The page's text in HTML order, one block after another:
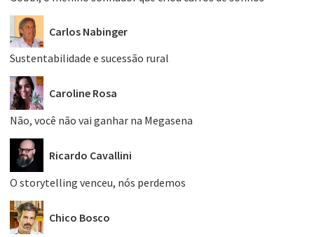
Carlos Nabinger
Sustentabilidade e sucessão rural
Caroline Rosa
Não, você não vai ganhar na Megasena
Ricardo Cavallini
O storytelling venceu, nós perdemos
Chico Bosco